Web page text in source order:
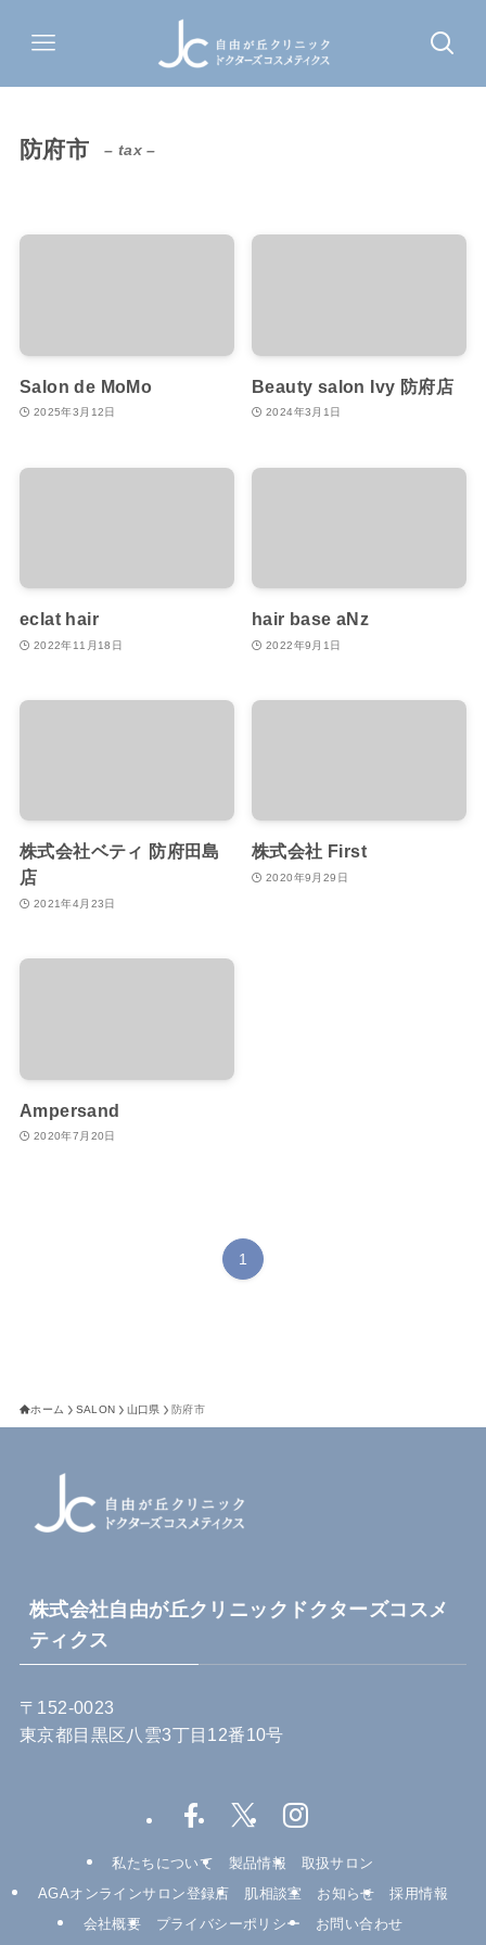
防府市 – tax –
Salon de MoMo
2025年3月12日
Beauty salon Ivy 防府店
2024年3月1日
eclat hair
2022年11月18日
hair base aNz
2022年9月1日
株式会社ベティ 防府田島
店
2021年4月23日
株式会社 First
2020年9月29日
Ampersand
2020年7月20日
1
ホーム SALON 山口県 防府市
株式会社自由が丘クリニックドクターズコスメ
ティクス
〒152-0023
東京都目黒区八雲3丁目12番10号
私たちについて 製品情報
取扱サロン
AGAオンラインサロン登録店
肌相談室 お知らせ
採用情報
会社概要
プライバシーポリシー お問い合わせ